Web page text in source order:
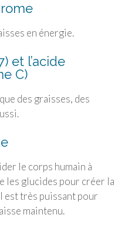
en énergie.
et l’acide
C)
des graisses, des
le corps humain à
les glucides pour créer la
est très puissant pour
maintenu.